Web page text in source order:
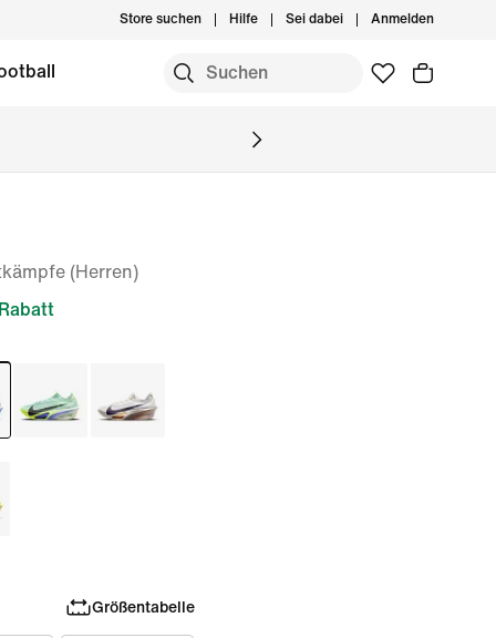
Store suchen Hilfe Sei dabei Anmelden
(Herren)
Größentabelle